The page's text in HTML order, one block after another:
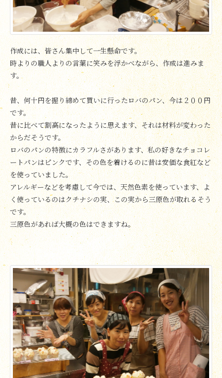
作成には、皆さん集中して一生懸命です。
時よりの職人よりの言葉に笑みを浮かべながら、作成は進みま
す。
昔、何十円を握り締めて買いに行ったロバのパン、今は２００円
です。
昔に比べて割高になったように思えます、それは材料が変わった
からだそうです。
ロバのパンの特徴にカラフルさがあります、私の好きなチョコレ
ートパンはピンクです、その色を着けるのに昔は安価な食紅など
を使っていました。
アレルギーなどを考慮して今では、天然色素を使っています、よ
く使っているのはクチナシの実、この実から三原色が取れるそう
です。
三原色があれば大概の色はできますね。